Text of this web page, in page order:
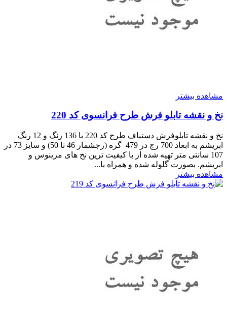
مشاهده بیشتر
نخ و نقشه تابلو فرش طرح فرانسوی کد 220
نخ و نقشه تابلوفرش دستباف طرح کد 220 با 136 رنگ و 12 رنگ
ابریشم به ابعاد 700 رج در 479 گره (رجشمار 46 تا 50) و سایز 73 در
107 سانتی متر تهیه شده از با کیفیت ترین نخ های مرینوس و
ابریشم. بصورت گلوله شده و همراه با...
مشاهده بیشتر